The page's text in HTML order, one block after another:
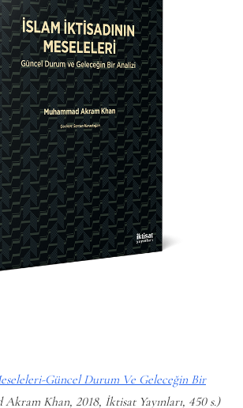
Güncel Durum Ve Geleceğin Bir
Khan, 2018, İktisat Yayınları, 450 s.)